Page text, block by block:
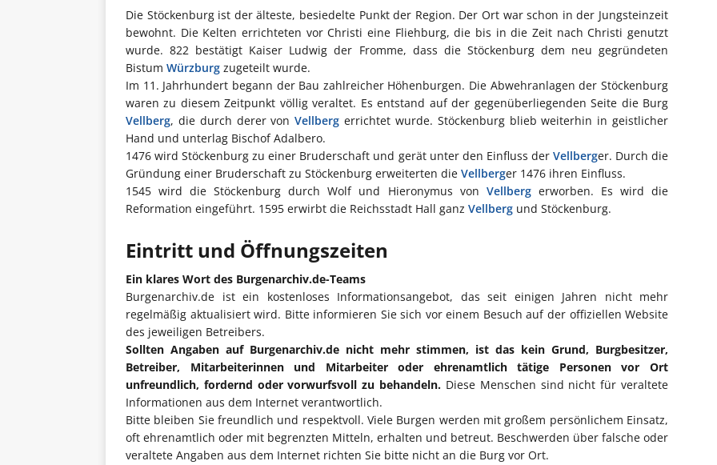
Die Stöckenburg ist der älteste, besiedelte Punkt der Region. Der Ort war schon in der Jungsteinzeit
bewohnt. Die Kelten errichteten vor Christi eine Fliehburg, die bis in die Zeit nach Christi genutzt
wurde. 822 bestätigt Kaiser Ludwig der Fromme, dass die Stöckenburg dem neu gegründeten
Bistum Würzburg zugeteilt wurde.
Im 11. Jahrhundert begann der Bau zahlreicher Höhenburgen. Die Abwehranlagen der Stöckenburg
waren zu diesem Zeitpunkt völlig veraltet. Es entstand auf der gegenüberliegenden Seite die Burg
Vellberg, die durch derer vonVellberg errichtet wurde. Stöckenburg blieb weiterhin in geistlicher
Hand und unterlag Bischof Adalbero.
1476 wird Stöckenburg zu einer Bruderschaft und gerät unter den Einfluss der Vellberger. Durch die
Gründung einer Bruderschaft zu Stöckenburg erweiterten die Vellberger 1476 ihren Einfluss.
1545 wird die Stöckenburg durch Wolf und Hieronymus von Vellbergerworben. Es wird die
Reformation eingeführt. 1595 erwirbt die Reichsstadt Hall ganz Vellberg und Stöckenburg.
Eintritt und Öffnungszeiten
Ein klares Wort des Burgenarchiv.de-Teams
Burgenarchiv.de ist ein kostenloses Informationsangebot, das seit einigen Jahren nicht mehr
regelmäßig aktualisiert wird. Bitte informieren Sie sich vor einem Besuch auf der offiziellen Website
des jeweiligen Betreibers.
Sollten Angaben auf Burgenarchiv.de nicht mehr stimmen, ist das kein Grund, Burgbesitzer,
Betreiber, Mitarbeiterinnen und Mitarbeiter oder ehrenamtlich tätige Personen vor Ort
unfreundlich, fordernd oder vorwurfsvoll zu behandeln. Diese Menschen sind nicht für veraltete
Informationen aus dem Internet verantwortlich.
Bitte bleiben Sie freundlich und respektvoll. Viele Burgen werden mit großem persönlichem Einsatz,
oft ehrenamtlich oder mit begrenzten Mitteln, erhalten und betreut. Beschwerden über falsche oder
veraltete Angaben aus dem Internet richten Sie bitte nicht an die Burg vor Ort.